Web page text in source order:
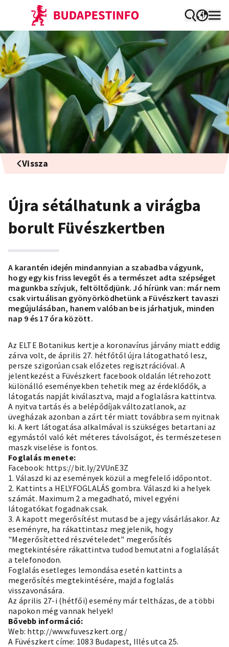
Vissza
Újra sétálhatunk a virágba
borult Füvészkertben
A karantén idején mindannyian a szabadba vágyunk,
hogy egy kis friss levegőt és a természet adta szépséget
magunkba szívjuk, feltöltődjünk. Jó hírünk van: már nem
csak virtuálisan gyönyörködhetünk a Füvészkert tavaszi
megújulásában, hanem valóban be is járhatjuk, minden
nap 9 és 17 óra között.
Az ELTE Botanikus kertje a koronavírus járvány miatt eddig
zárva volt, de április 27. hétfőtől újra látogatható lesz,
persze szigorúan csak előzetes regisztrációval. A
jelentkezést a Füvészkert facebook oldalán létrehozott
különálló eseményekben tehetik meg az érdeklődők, a
látogatás napját kiválasztva, majd a foglalásra kattintva.
A nyitva tartás és a belépődíjak változatlanok, az
üvegházak azonban a zárt tér miatt továbbra sem nyitnak
ki. A kert látogatása alkalmával is szükséges betartani az
egymástól való két méteres távolságot, és természetesen
maszk viselése is fontos.
Foglalás menete:
Facebook: https://bit.ly/2VUnE3Z
1. Válaszd ki az események közül a megfelelő időpontot.
2. Kattints a HELYFOGLALÁS gombra. Válaszd ki a helyek
számát. Maximum 2 a megadható, mivel egyéni
látogatókat fogadnak csak.
3. A kapott megerősítést mutasd be a jegy vásárlásakor. Az
eseményre, ha rákattintasz megjelenik, hogy
"Megerősítetted részvételedet" megerősítés
megtekintésére rákattintva tudod bemutatni a foglalását
a telefonodon.
Foglalás esetleges lemondása esetén kattints a
megerősítés megtekintésére, majd a foglalás
visszavonására.
Az április 27-i (hétfői) esemény már teltházas, de a többi
napokon még vannak helyek!
Bővebb információ:
Web: http://www.fuveszkert.org/
A Füvészkert címe: 1083 Budapest, Illés utca 25.